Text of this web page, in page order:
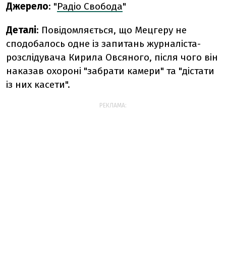
Джерело: "Радіо Свобода"
Деталі: Повідомляється, що Мецгеру не
сподобалось одне із запитань журналіста-
розслідувача Кирила Овсяного, після чого він
наказав охороні "забрати камери" та "дістати
із них касети".
РЕКЛАМА: